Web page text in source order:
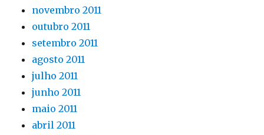
novembro 2011
outubro 2011
setembro 2011
agosto 2011
julho 2011
junho 2011
maio 2011
abril 2011